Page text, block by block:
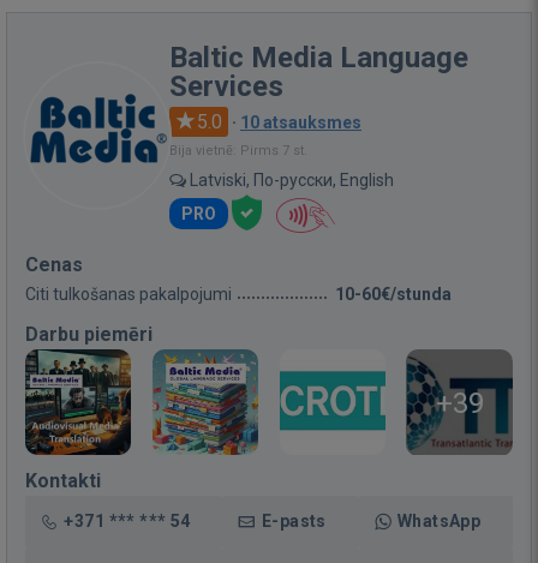
Baltic Media Language
Services
5.0 · 10 atsauksmes
Bija vietnē: Pirms 7 st.
Latviski, По-русски, English
PRO
Cenas
Citi tulkošanas pakalpojumi 10-60€/stunda
Darbu piemēri
+39
Kontakti
+371 *** *** 54 E-pasts WhatsApp